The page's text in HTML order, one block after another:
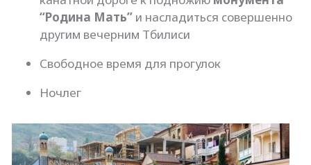
“Родина Мать” и насладиться совершенно
другим вечерним Тбилиси
Свободное время для прогулок
Ночлег